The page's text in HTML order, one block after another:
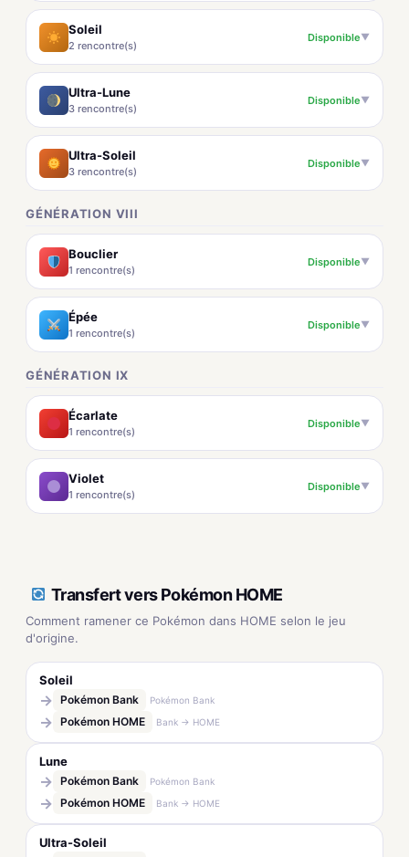
Soleil
2 rencontre(s)
Disponible▼
Ultra-Lune
3 rencontre(s)
Disponible▼
Ultra-Soleil
3 rencontre(s)
Disponible▼
GÉNÉRATION VIII
Bouclier
1 rencontre(s)
Disponible▼
Épée
1 rencontre(s)
Disponible▼
GÉNÉRATION IX
Écarlate
1 rencontre(s)
Disponible▼
Violet
1 rencontre(s)
Disponible▼
Transfert vers Pokémon HOME
Comment ramener ce Pokémon dans HOME selon le jeu
d'origine.
Soleil
→ Pokémon Bank Pokémon Bank
→ Pokémon HOME Bank → HOME
Lune
→ Pokémon Bank Pokémon Bank
→ Pokémon HOME Bank → HOME
Ultra-Soleil